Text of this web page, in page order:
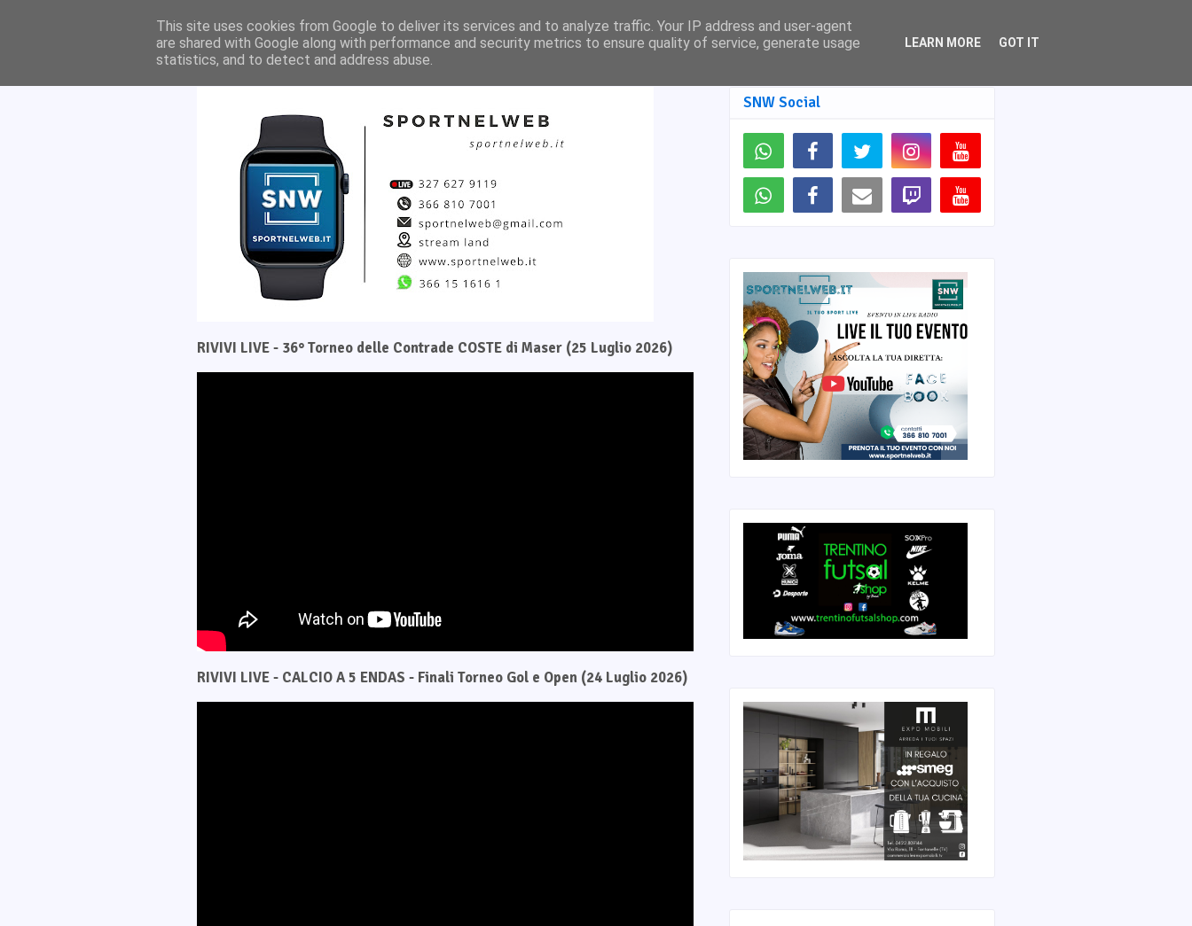
Home Il progetto Pagina Facebook SNW TV
RIVIVI LIVE - 36° Torneo delle Contrade COSTE di Maser (25 Luglio 2026)
RIVIVI LIVE - CALCIO A 5 ENDAS - Finali Torneo Gol e Open (24 Luglio 2026)
SNW Social
This site uses cookies from Google to deliver its services and to analyze traffic. Your IP address and user-agent
are shared with Google along with performance and security metrics to ensure quality of service, generate usage
statistics, and to detect and address abuse.
LEARN MORE GOT IT